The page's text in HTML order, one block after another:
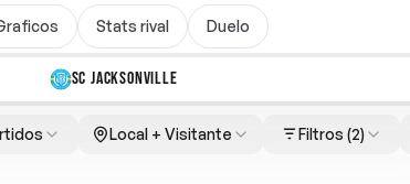
Stats rival Duelo
SC JACKSONVILLE
Local + Visitante Filtros (2)